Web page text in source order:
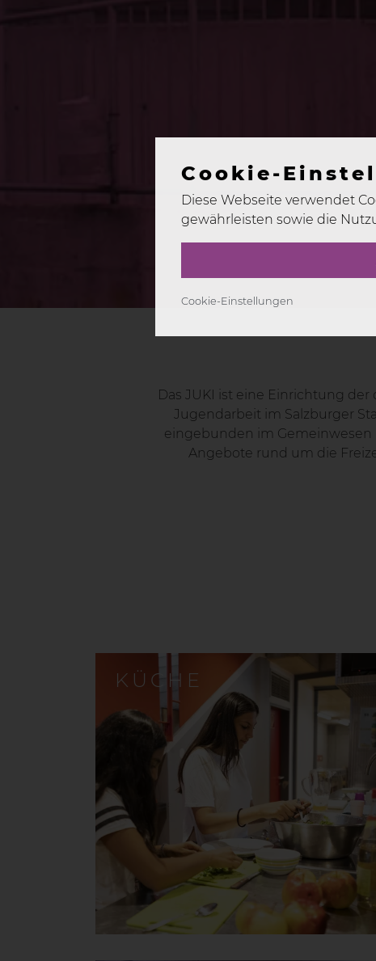
Das JUKI ist eine Einrichtung
Jugendarbeit im Salzburger
eingebunden im Gemeinwesen
Angebote rund um die
KÜCHE
Küche
Cookie-
Diese Webseite verwendet
gewährleisten sowie die
: Diese Cookies
Marketing
: Diese
anzubieten.
Cookie-Einstellungen